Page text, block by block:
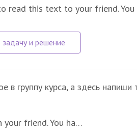
read this text to your friend.
в группу курса, а здесь напиши
friend. You ha…